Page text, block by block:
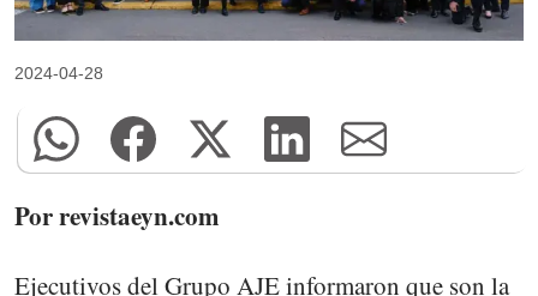
2024-04-28
Por revistaeyn.com
Ejecutivos del Grupo AJE informaron que son la